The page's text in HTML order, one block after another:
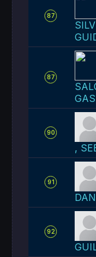
87
87
90
,
91
92